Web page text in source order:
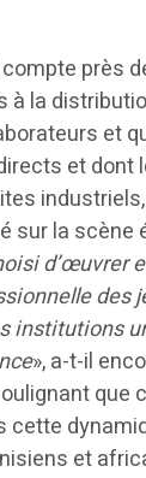
près
à la
et
et dont
sur la scène
d’œuvrer
des
institutions
», a-t-il
que
cette
et